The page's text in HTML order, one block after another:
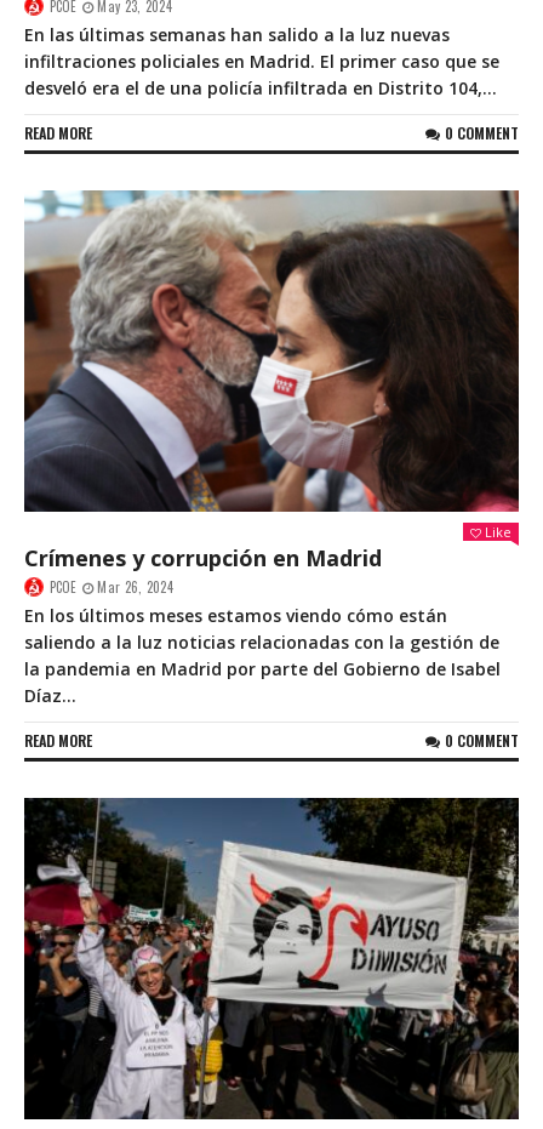
PCOE May 23, 2024
En las últimas semanas han salido a la luz nuevas
infiltraciones policiales en Madrid. El primer caso que se
desveló era el de una policía infiltrada en Distrito 104,...
READ MORE 0 COMMENT
Like
Crímenes y corrupción en Madrid
PCOE Mar 26, 2024
En los últimos meses estamos viendo cómo están
saliendo a la luz noticias relacionadas con la gestión de
la pandemia en Madrid por parte del Gobierno de Isabel
Díaz...
READ MORE 0 COMMENT